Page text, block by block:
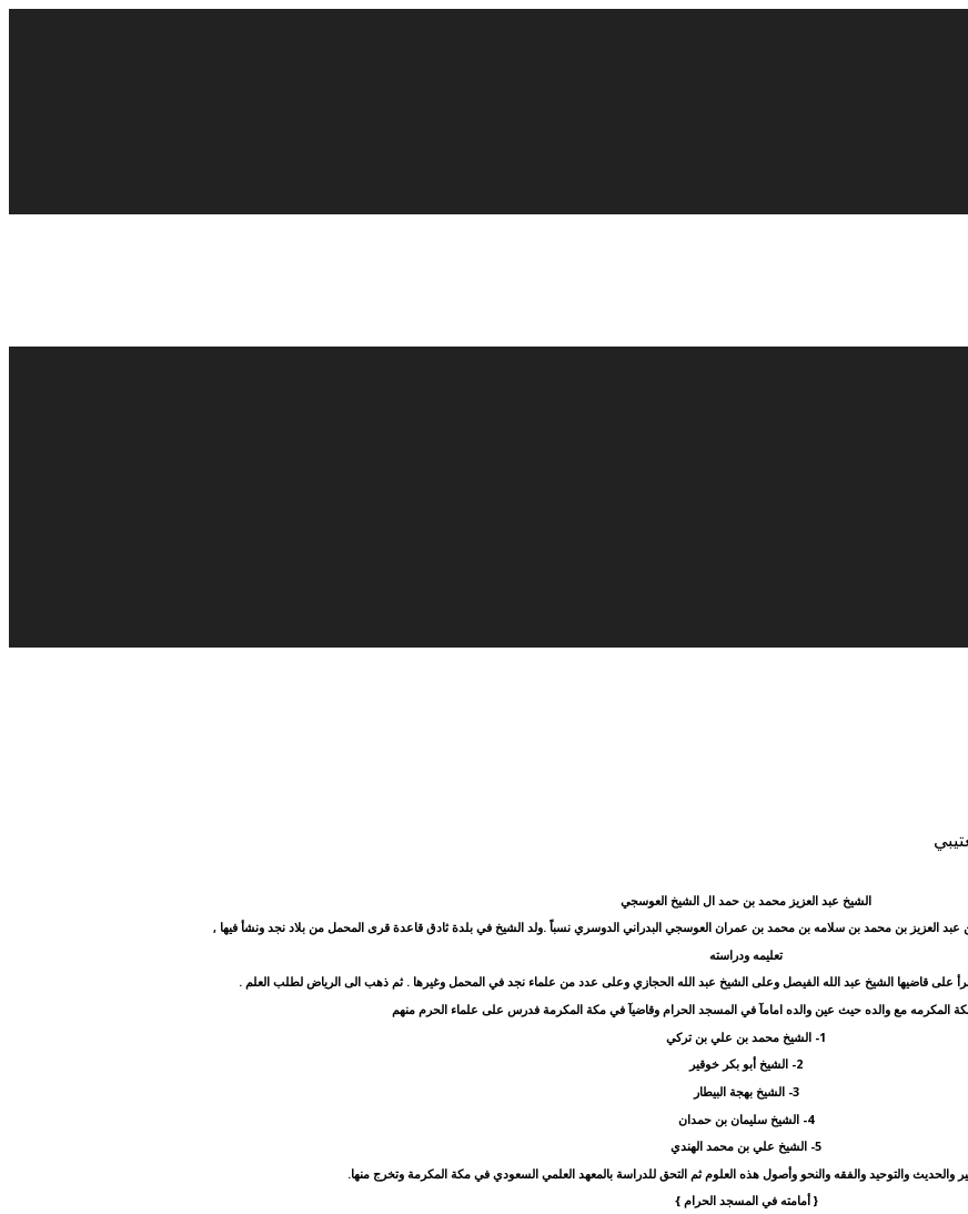
الشيخ عبد العزيز محمد بن حمد ال الشيخ العوسجي
العزيز بن محمد بن سلامه بن محمد بن عمران العوسجي البدراني الدوسري نسباً .ولد الشيخ في بلدة ثادق قاعدة قرى المحمل من بلاد نجد ونشأ فيها ,
تعليمه ودراسته
على قاضيها الشيخ عبد الله الفيصل وعلى الشيخ عبد الله الحجازي وعلى عدد من علماء نجد في المحمل وغيرها . ثم ذهب الى الرياض لطلب العلم .
المكرمه مع والده حيث عين والده امامآ في المسجد الحرام وقاضيآ في مكة المكرمة فدرس على علماء الحرم منهم
1- الشيخ محمد بن علي بن تركي
2- الشيخ أبو بكر خوقير
3- الشيخ بهجة البيطار
4- الشيخ سليمان بن حمدان
5- الشيخ علي بن محمد الهندي
والتوحيد والفقه والنحو وأصول هذه العلوم ثم التحق للدراسة بالمعهد العلمي السعودي في مكة المكرمة وتخرج منها.
{ أمامته في المسجد الحرام }